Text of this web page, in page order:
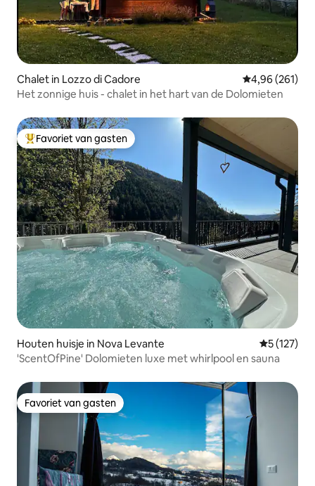
Chalet in Lozzo di Cadore Gemiddelde
4,96 (261)
Het zonnige huis - chalet in het hart van de Dolomieten
Topfavoriet van gasten
Favoriet van gasten
Houten huisje in Nova Levante
5 (127)
'ScentOfPine' Dolomieten luxe met whirlpool en sauna
Favoriet van gasten
Favoriet van gasten